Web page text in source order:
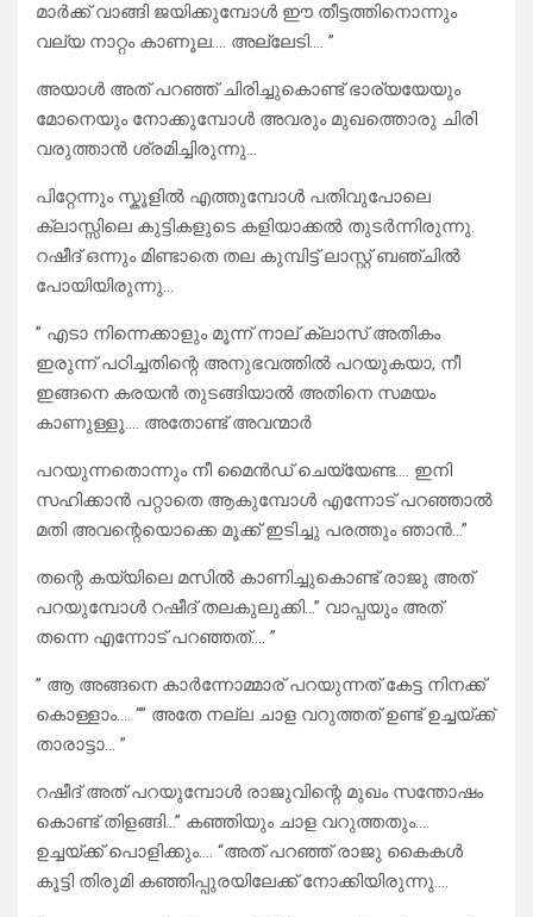
മാർക്ക് വാങ്ങി ജയിക്കുമ്പോൾ ഈ തീട്ടത്തിനൊന്നും
വല്യ നാറ്റം കാണൂല…. അല്ലേടി…. ”
അയാൾ അത് പറഞ്ഞ് ചിരിച്ചുകൊണ്ട് ഭാര്യയേയും
മോനെയും നോക്കുമ്പോൾ അവരും മുഖത്തൊരു ചിരി
വരുത്താൻ ശ്രമിച്ചിരുന്നു…
പിറ്റേന്നും സ്കൂളിൽ എത്തുമ്പോൾ പതിവുപോലെ
ക്ലാസ്സിലെ കുട്ടികളുടെ കളിയാക്കൽ തുടർന്നിരുന്നു.
റഷീദ് ഒന്നും മിണ്ടാതെ തല കുമ്പിട്ട് ലാസ്റ്റ് ബഞ്ചിൽ
പോയിയിരുന്നു…
” എടാ നിന്നെക്കാളും മൂന്ന് നാല് ക്ലാസ് അതികം
ഇരുന്ന് പഠിച്ചതിന്റെ അനുഭവത്തിൽ പറയുകയാ, നീ
ഇങ്ങനെ കരയൻ തുടങ്ങിയാൽ അതിനെ സമയം
കാണുള്ളൂ…. അതോണ്ട് അവന്മാർ
പറയുന്നതൊന്നും നീ മൈൻഡ് ചെയ്യേണ്ട…. ഇനി
സഹിക്കാൻ പറ്റാതെ ആകുമ്പോൾ എന്നോട് പറഞ്ഞാൽ
മതി അവന്റെയൊക്കെ മൂക്ക് ഇടിച്ചു പരത്തും ഞാൻ…”
തന്റെ കയ്യിലെ മസിൽ കാണിച്ചുകൊണ്ട് രാജു അത്
പറയുമ്പോൾ റഷീദ് തലകുലുക്കി…” വാപ്പയും അത്
തന്നെ എന്നോട് പറഞ്ഞത്…. ”
” ആ അങ്ങനെ കാർന്നോമ്മാര് പറയുന്നത് കേട്ട നിനക്ക്
കൊള്ളാം…. “” അതേ നല്ല ചാള വറുത്തത് ഉണ്ട് ഉച്ചയ്ക്ക്
താരാട്ടാ… ”
റഷീദ് അത് പറയുമ്പോൾ രാജുവിന്റെ മുഖം സന്തോഷം
കൊണ്ട് തിളങ്ങി…” കഞ്ഞിയും ചാള വറുത്തതും….
ഉച്ചയ്ക്ക് പൊളിക്കും…. “അത് പറഞ്ഞ് രാജു കൈകൾ
കൂട്ടി തിരുമി കഞ്ഞിപ്പുരയിലേക്ക് നോക്കിയിരുന്നു….